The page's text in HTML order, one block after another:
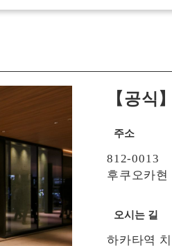
【공식
주소
812-0013
후쿠오카
오시는 길
하카타역